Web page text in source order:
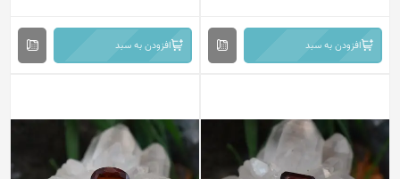
افزودن به سبد افزودن به سبد